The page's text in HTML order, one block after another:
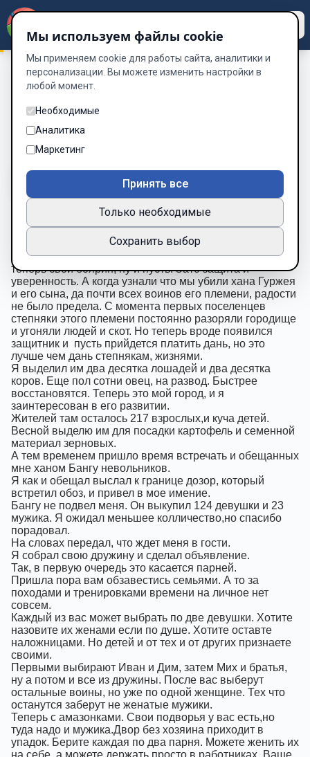
Сам себе боярин
24
Глава 24 из 32
Шрифт
Не забыл я посетить и городище Северный
Теперь они мои вассалы. Эта новость была
воспринята как то обыденно и спокойно. Ну есть
теперь свой боярин, ну и пусть. Зато защита и
уверенность. А когда узнали что мы убили хана Гуржея
и его сына, да почти всех воинов его племени, радости
не было предела. С момента первых поселенцев
степняки этого племени постоянно разоряли городище
и угоняли людей и скот. Но теперь вроде появился
защитник и пусть прийдется платить дань, но это
лучше чем дань степнякам, жизнями.
Я выделил им два десятка лошадей и два десятка
коров. Еще пол сотни овец, на развод. Быстрее
восстановятся. Теперь это мой город, и я
заинтересован в его развитии.
Жителей там осталось 217 взрослых,и куча детей.
Весной выделю им для посадки картофель и семенной
материал зерновых.
А тем временем пришло время встречать и обещанных
мне ханом Бангу невольников.
Я как и обещал выслал к границе дозор, который
встретил обоз, и привел в мое имение.
Бангу не подвел меня. Он выкупил 124 девушки и 23
мужика. Я ожидал меньшее колличество,но спасибо
порадовал.
На словах передал, что ждет меня в гости.
Я собрал свою дружину и сделал объявление.
Так, в первую очередь это касается парней.
Пришла пора вам обзавестись семьями. А то за
походами и тренировками времени на личное нет
совсем.
Каждый из вас может выбрать по две девушки. Хотите
назовите их женами если по душе. Хотите оставте
наложницами. Но детей и от тех и от других признаете
своими.
Первыми выбирают Иван и Дим, затем Мих и братья,
ну а потом и все из дружины. После вас выберут
остальные воины, но уже по одной женщине. Тех что
останутся заберут не женатые мужики.
Теперь с амазонками. Свои подворья у вас есть,но
туда надо и мужика.Двор без хозяина приходит в
упадок. Берите каждая по два парня. Можете женить их
на себе, а можете держать просто в работниках. Ваше
Мы используем файлы cookie
Мы применяем cookie для работы сайта, аналитики и
персонализации. Вы можете изменить настройки в
любой момент.
Необходимые
Аналитика
Маркетинг
Принять все
Только необходимые
Сохранить выбор